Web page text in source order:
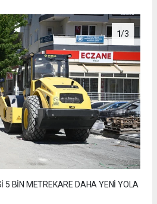
1/3
5 BİN METREKARE DAHA YENİ YOLA